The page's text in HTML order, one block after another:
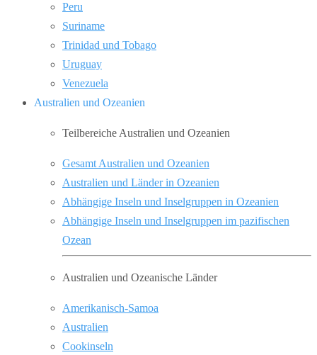
Peru
Suriname
Trinidad und Tobago
Uruguay
Venezuela
Australien und Ozeanien
Teilbereiche Australien und Ozeanien
Gesamt Australien und Ozeanien
Australien und Länder in Ozeanien
Abhängige Inseln und Inselgruppen in Ozeanien
Abhängige Inseln und Inselgruppen im pazifischen
Ozean
Australien und Ozeanische Länder
Amerikanisch-Samoa
Australien
Cookinseln